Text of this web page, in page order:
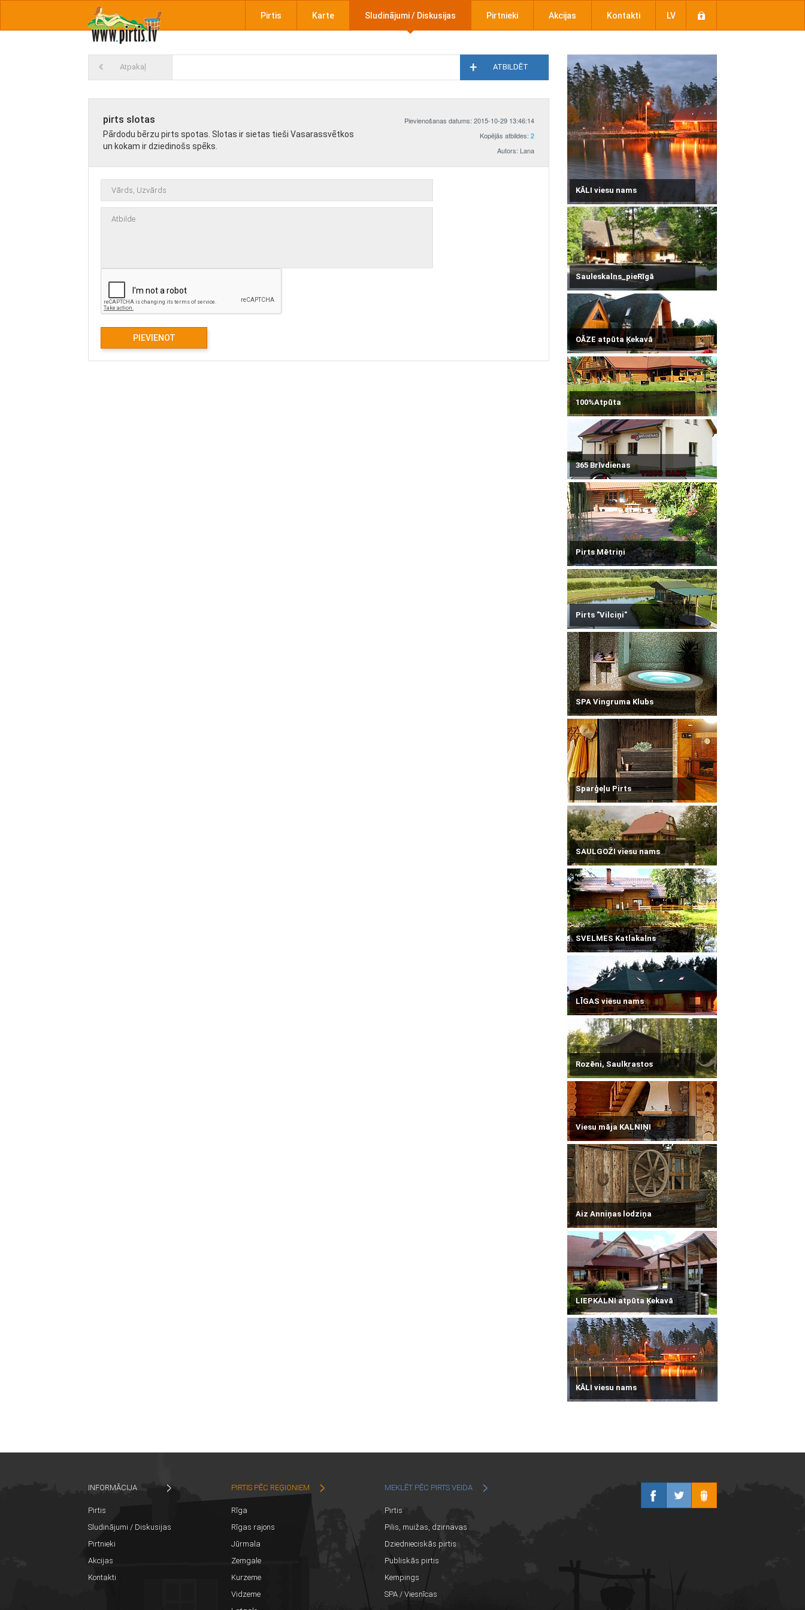
Pirtis Karte Sludinājumi / Diskusijas Pirtnieki Akcijas Kontakti LV
KĀLI viesu nams
Sauleskalns_pieRīgā
OĀZE atpūta Ķekavā
100%Atpūta
365 Brīvdienas
Pirts Mētriņi
Pirts "Vilciņi"
SPA Vingruma Klubs
Sparģeļu Pirts
SAULGOŽI viesu nams
SVELMES Katlakalns
LĪGAS viesu nams
Rozēni, Saulkrastos
Viesu māja KALNIŅI
Aiz Anniņas lodziņa
LIEPKALNI atpūta Ķekavā
KĀLI viesu nams
Atpakaļ ATBILDĒT
pirts slotas
Pārdodu bērzu pirts spotas. Slotas ir sietas tieši Vasarassvētkos
un kokam ir dziedinošs spēks.
Pievienošanas datums: 2015-10-29 13:46:14
Kopējās atbildes: 2
Autors: Lana
INFORMĀCIJA
Pirtis
Sludinājumi / Diskusijas
Pirtnieki
Akcijas
Kontakti
PIRTIS PĒC REĢIONIEM
Rīga
Rīgas rajons
Jūrmala
Zemgale
Kurzeme
Vidzeme
MEKLĒT PĒC PIRTS VEIDA
Pirtis
Pilis, muižas, dzirnavas
Dziednieciskās pirtis
Publiskās pirtis
Kempings
SPA / Viesnīcas